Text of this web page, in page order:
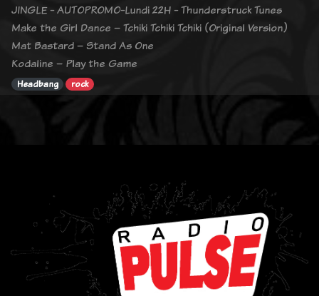
JINGLE - AUTOPROMO-Lundi 22H - Thunderstruck Tunes
Make the Girl Dance – Tchiki Tchiki Tchiki (Original Version)
Mat Bastard – Stand As One
Kodaline – Play the Game
Headbang rock